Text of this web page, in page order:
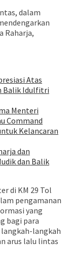
dalam
Raharja,
Atas
Balik Idulfitri
Menteri
Command
Kelancaran
dan
dan Balik
di KM 29 Tol
pengamanan
yang
bagi para
langkah
arus lalu lintas